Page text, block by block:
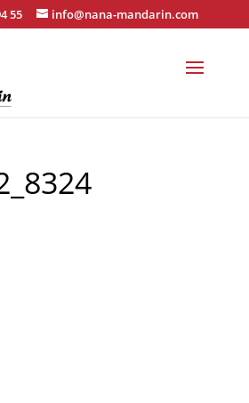
55 info@nana-mandarin.com